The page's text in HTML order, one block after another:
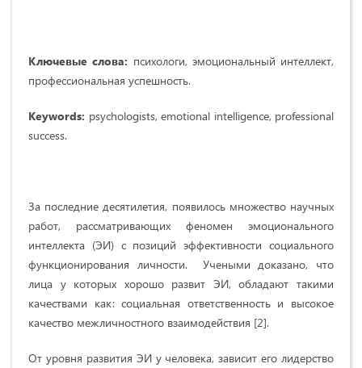
Ключевые слова: психологи, эмоциональный интеллект,
профессиональная успешность.
Keywords: psychologists, emotional intelligence, professional
success.
За последние десятилетия, появилось множество научных
работ, рассматривающих феномен эмоционального
интеллекта (ЭИ) с позиций эффективности социального
функционирования личности. Учеными доказано, что
лица у которых хорошо развит ЭИ, обладают такими
качествами как: социальная ответственность и высокое
качество межличностного взаимодействия [2].
От уровня развития ЭИ у человека, зависит его лидерство